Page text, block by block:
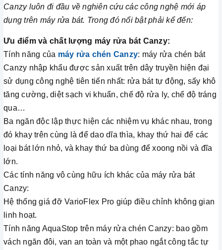
Canzy luôn đi đầu về nghiên cứu các công nghệ mới áp
dụng trên máy rửa bát. Trong đó nổi bật phải kể đến:
Ưu điểm và chất lượng máy rửa bát Canzy:
Tính năng của máy rửa chén Canzy: máy rửa chén bát
Canzy nhập khẩu được sản xuất trên dây truyền hiện đại
sử dụng công nghệ tiên tiến nhất: rửa bát tự động, sấy khô
tăng cường, diệt sạch vi khuẩn, chế độ rửa ly, chế độ tráng
qua…
Ba ngăn độc lập thực hiện các nhiệm vụ khác nhau, trong
đó khay trên cùng là để dao dĩa thìa, khay thứ hai để các
loại bát lớn nhỏ, và khay thứ ba dùng để xoong nồi và đĩa
lớn.
Các tính năng vô cùng hữu ích khác của máy rửa bát
Canzy:
Hệ thống giá đỡ VarioFlex Pro giúp điều chỉnh không gian
linh hoạt.
Tính năng AquaStop trên máy rửa chén Canzy: bao gồm
vách ngăn đôi, van an toàn và một phao ngắt công tắc tự